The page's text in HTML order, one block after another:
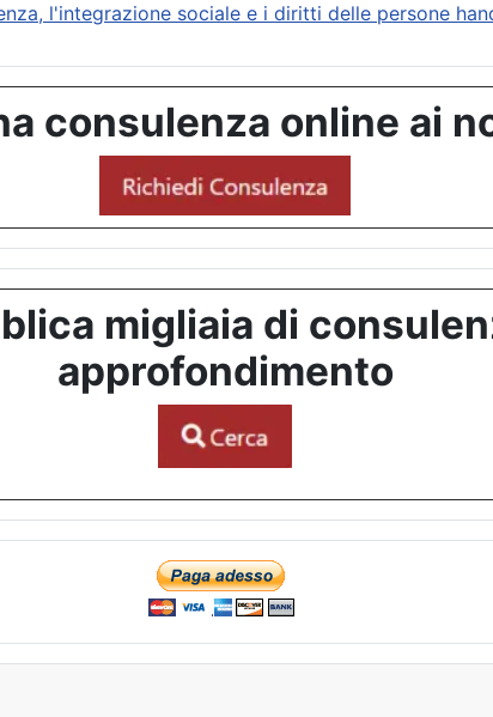
l'integrazione sociale e i diritti delle persone
consulenza online ai
migliaia di
approfondimento